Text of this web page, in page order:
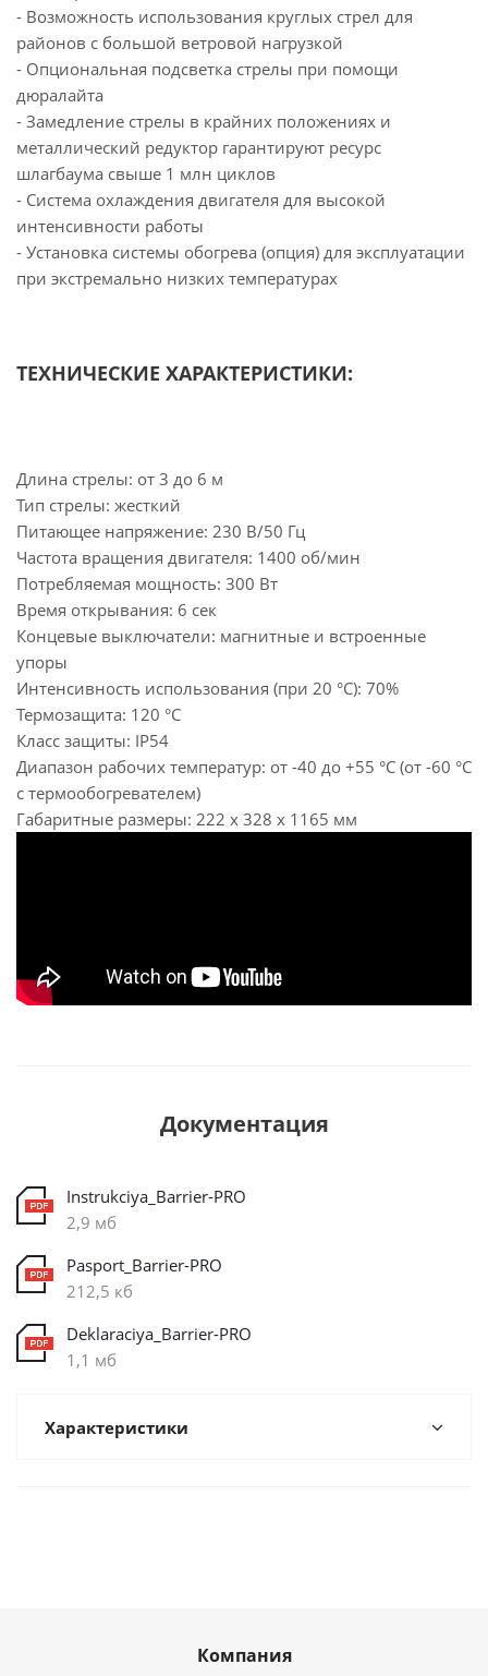
- Возможность использования круглых стрел для
районов с большой ветровой нагрузкой
- Опциональная подсветка стрелы при помощи
дюралайта
- Замедление стрелы в крайних положениях и
металлический редуктор гарантируют ресурс
шлагбаума свыше 1 млн циклов
- Система охлаждения двигателя для высокой
интенсивности работы
- Установка системы обогрева (опция) для эксплуатации
при экстремально низких температурах
ТЕХНИЧЕСКИЕ ХАРАКТЕРИСТИКИ:
Длина стрелы: от 3 до 6 м
Тип стрелы: жесткий
Питающее напряжение: 230 В/50 Гц
Частота вращения двигателя: 1400 об/мин
Потребляемая мощность: 300 Вт
Время открывания: 6 сек
Концевые выключатели: магнитные и встроенные
упоры
Интенсивность использования (при 20 °С): 70%
Термозащита: 120 °С
Класс защиты: IP54
Диапазон рабочих температур: от -40 до +55 °С (от -60 °С
с термообогревателем)
Габаритные размеры: 222 х 328 х 1165 мм
Документация
Instrukciya_Barrier-PRO
2,9 мб
Pasport_Barrier-PRO
212,5 кб
Deklaraciya_Barrier-PRO
1,1 мб
Характеристики
Компания